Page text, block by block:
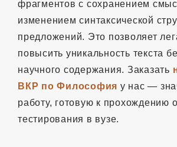
фрагментов с сохранением
изменением синтаксической
предложений. Это позволяет
повысить уникальность текста
научного содержания. Заказать
ВКР по Философия у нас —
работу, готовую к прохождению
тестирования в вузе.